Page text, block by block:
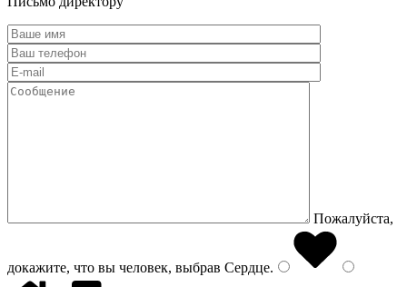
Пожалуйста,
докажите, что вы человек, выбрав Сердце.